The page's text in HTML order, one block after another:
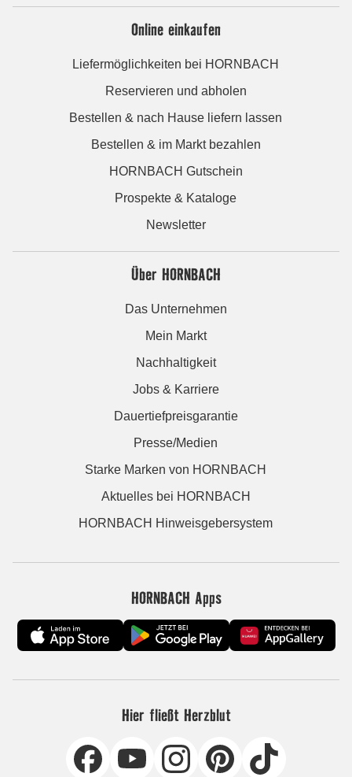
Online einkaufen
Liefermöglichkeiten bei HORNBACH
Reservieren und abholen
Bestellen & nach Hause liefern lassen
Bestellen & im Markt bezahlen
HORNBACH Gutschein
Prospekte & Kataloge
Newsletter
Über HORNBACH
Das Unternehmen
Mein Markt
Nachhaltigkeit
Jobs & Karriere
Dauertiefpreisgarantie
Presse/Medien
Starke Marken von HORNBACH
Aktuelles bei HORNBACH
HORNBACH Hinweisgebersystem
HORNBACH Apps
Hier fließt Herzblut